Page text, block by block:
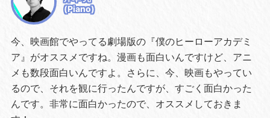
(Piano)
今、映画館でやってる劇場版の『僕のヒーローアカデミ
ア』がオススメですね。漫画も面白いんですけど、アニ
メも数段面白いんですよ。さらに、今、映画もやってい
るので、それを観に行ったんですが、すごく面白かった
んです。非常に面白かったので、オススメしておきま